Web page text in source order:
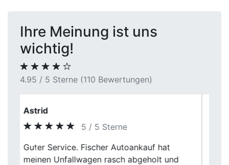
Ihre Meinung ist uns
wichtig!
4.95 / 5 Sterne (110 Bewertungen)
Daniel Frey
5 / 5 Sterne
Musste meinen Wagen abgeben und hab
mich für das Fischer Autoankauf
Previous